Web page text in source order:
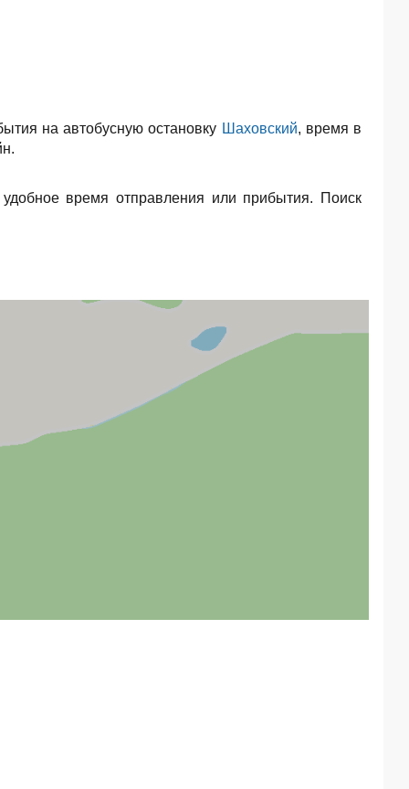
на автобусную остановку Шаховский, время в
время отправления или прибытия. Поиск